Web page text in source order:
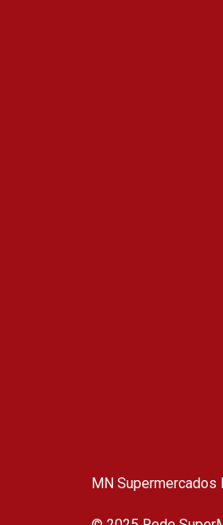
MN Supermercados